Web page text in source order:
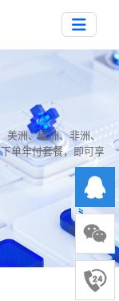
美洲、欧洲、非洲、
单年付套餐，即可享
▼